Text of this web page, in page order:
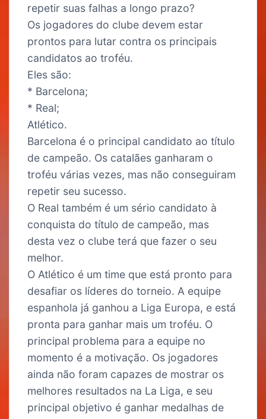
repetir suas falhas a longo prazo?
Os jogadores do clube devem estar
prontos para lutar contra os principais
candidatos ao troféu.
Eles são:
* Barcelona;
* Real;
Atlético.
Barcelona é o principal candidato ao título
de campeão. Os catalães ganharam o
troféu várias vezes, mas não conseguiram
repetir seu sucesso.
O Real também é um sério candidato à
conquista do título de campeão, mas
desta vez o clube terá que fazer o seu
melhor.
O Atlético é um time que está pronto para
desafiar os líderes do torneio. A equipe
espanhola já ganhou a Liga Europa, e está
pronta para ganhar mais um troféu. O
principal problema para a equipe no
momento é a motivação. Os jogadores
ainda não foram capazes de mostrar os
melhores resultados na La Liga, e seu
principal objetivo é ganhar medalhas de